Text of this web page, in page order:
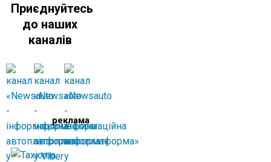
Приєднуйтесь
до наших
каналів
реклама